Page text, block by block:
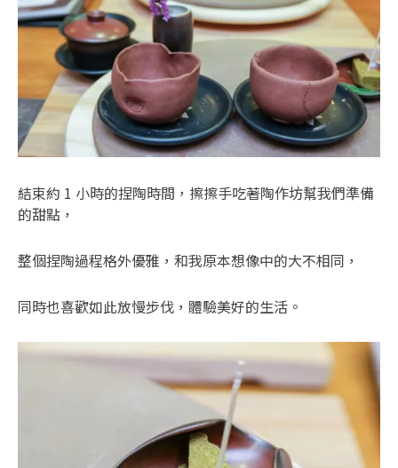
結束約 1 小時的捏陶時間，擦擦手吃著陶作坊幫我們準備
的甜點，
整個捏陶過程格外優雅，和我原本想像中的大不相同，
同時也喜歡如此放慢步伐，體驗美好的生活。